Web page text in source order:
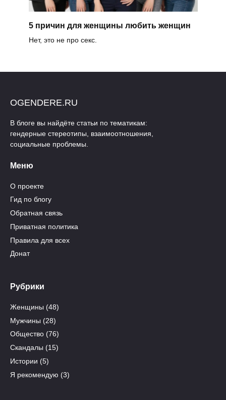
5 причин для женщины любить женщин
Нет, это не про секс.
OGENDERE.RU
В блоге вы найдёте статьи по тематикам:
гендерные стереотипы, взаимоотношения,
социальные проблемы.
Меню
О проекте
Гид по блогу
Обратная связь
Приватная политика
Правила для всех
Донат
Рубрики
Женщины (48)
Мужчины (28)
Общество (76)
Скандалы (15)
Истории (5)
Я рекомендую (3)